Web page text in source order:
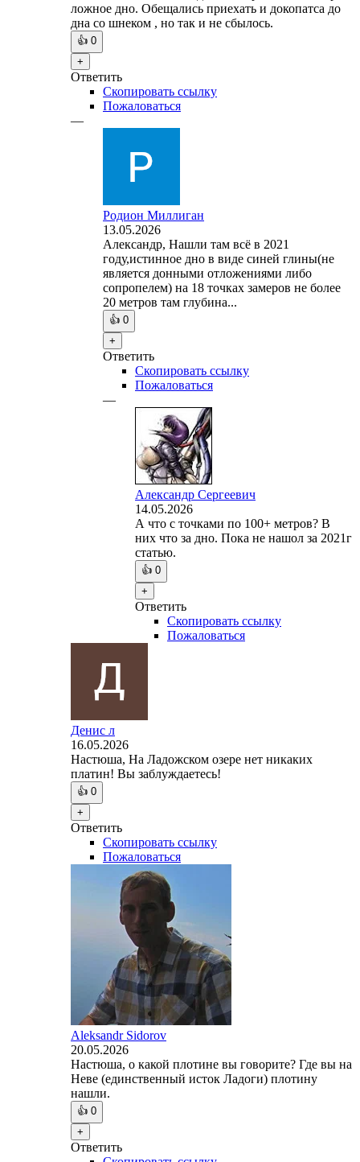
ложное дно. Обещались приехать и докопатса до
дна со шнеком , но так и не сбылось.
👍 0
+
Ответить
Скопировать ссылку
Пожаловаться
—
Родион Миллиган
13.05.2026
Александр, Нашли там всё в 2021
году,истинное дно в виде синей глины(не
является донными отложениями либо
сопропелем) на 18 точках замеров не более
20 метров там глубина...
👍 0
+
Ответить
Скопировать ссылку
Пожаловаться
—
Александр Сергеевич
14.05.2026
А что с точками по 100+ метров? В
них что за дно. Пока не нашол за 2021г
статью.
👍 0
+
Ответить
Скопировать ссылку
Пожаловаться
Денис л
16.05.2026
Настюша, На Ладожском озере нет никаких
платин! Вы заблуждаетесь!
👍 0
+
Ответить
Скопировать ссылку
Пожаловаться
Aleksandr Sidorov
20.05.2026
Настюша, о какой плотине вы говорите? Где вы на
Неве (единственный исток Ладоги) плотину
нашли.
👍 0
+
Ответить